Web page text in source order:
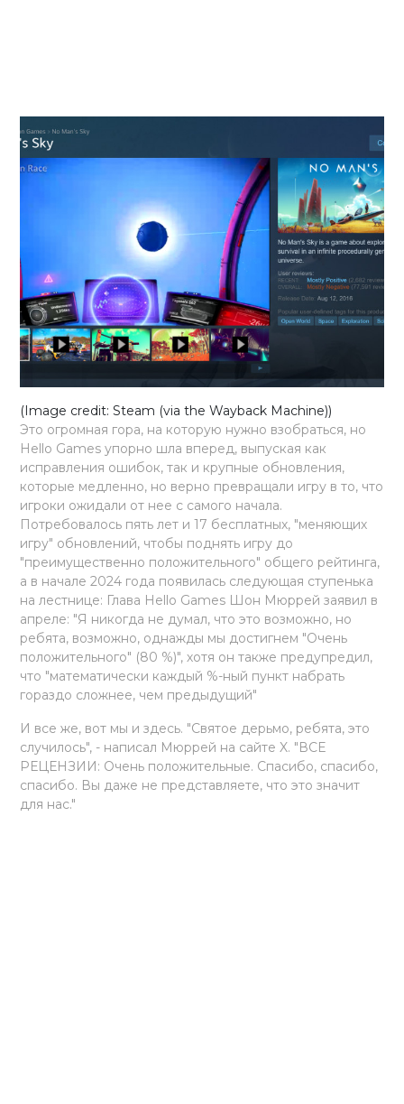
(Image credit: Steam (via the Wayback Machine))
Это огромная гора, на которую нужно взобраться, но
Hello Games упорно шла вперед, выпуская как
исправления ошибок, так и крупные обновления,
которые медленно, но верно превращали игру в то, что
игроки ожидали от нее с самого начала.
Потребовалось пять лет и 17 бесплатных, "меняющих
игру" обновлений, чтобы поднять игру до
"преимущественно положительного" общего рейтинга,
а в начале 2024 года появилась следующая ступенька
на лестнице: Глава Hello Games Шон Мюррей заявил в
апреле: "Я никогда не думал, что это возможно, но
ребята, возможно, однажды мы достигнем "Очень
положительного" (80 %)", хотя он также предупредил,
что "математически каждый %-ный пункт набрать
гораздо сложнее, чем предыдущий"
И все же, вот мы и здесь. "Святое дерьмо, ребята, это
случилось", - написал Мюррей на сайте X. "ВСЕ
РЕЦЕНЗИИ: Очень положительные. Спасибо, спасибо,
спасибо. Вы даже не представляете, что это значит
для нас."